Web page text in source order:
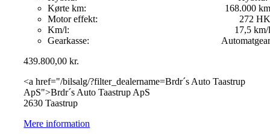
Kørte km:
168.000 km
Motor effekt:
272 HK
Km/l:
17,5 km/l
Gearkasse:
Automatgear
439.800,00kr.
<a href="/bilsalg/?filter_dealername=Brdr´s Auto Taastrup
ApS">Brdr´s Auto Taastrup ApS
2630 Taastrup
Mere information